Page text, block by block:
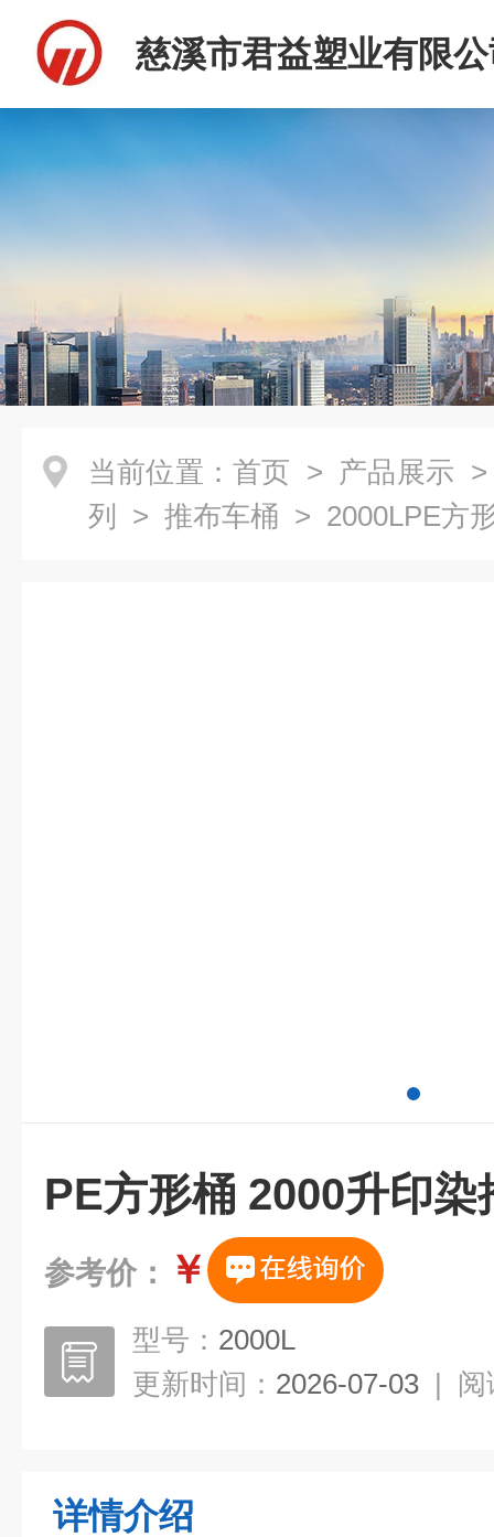
慈溪市君益塑业有限
当前位置： 首页 > 产品展示
列
> 推布车桶 > 2000LPE方
PE方形桶 2000升印染
参考价： ￥
型号： 2000L
更新时间： 2026-07-03 | 阅
详情介绍